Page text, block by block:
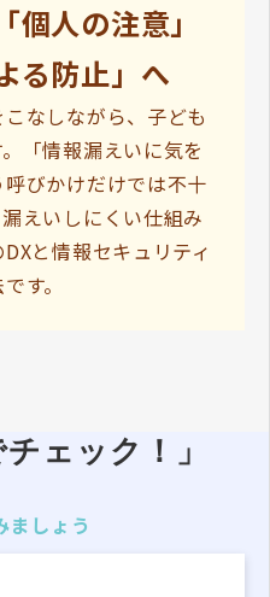
人の注意」
る防止」へ
なしながら、子ども
「情報漏えいに気を
びかけだけでは不十
えいしにくい仕組み
と情報セキュリティ
す。
ェック！」
ましょう